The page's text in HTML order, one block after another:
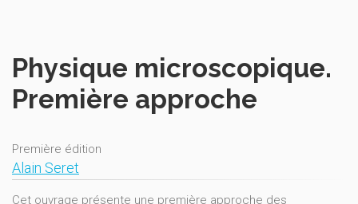
Physique microscopique.
Première approche
Première édition
Alain Seret
Cet ouvrage présente une première approche des